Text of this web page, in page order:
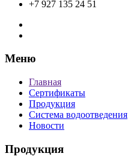
+7 927 135 24 51
Меню
Главная
Сертификаты
Продукция
Система водоотведения
Новости
Продукция